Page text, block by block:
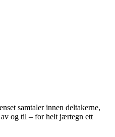
samtaler innen deltakerne,
av og til – for helt jærtegn ett